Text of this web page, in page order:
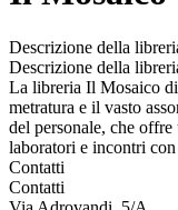
Descrizione della
Descrizione della
La libreria Il Mosaico
metratura e il vasto
del personale, che
laboratori e incontri
Contatti
Contatti